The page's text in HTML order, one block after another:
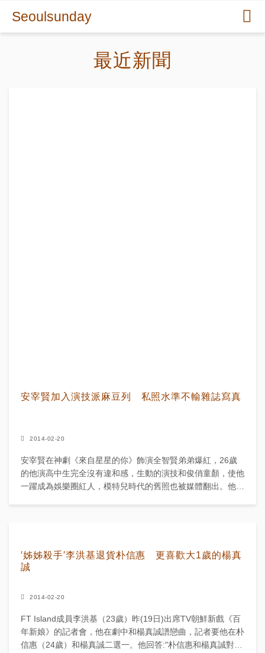
Seoulsunday
最近新聞
安宰賢加入演技派麻豆列 私照水準不輸雜誌寫真
2014-02-20
安宰賢在神劇《來自星星的你》飾演全智賢弟弟爆紅，26歲
的他演高中生完全沒有違和感，生動的演技和俊俏童顏，使他
一躍成為娛樂圈紅人，模特兒時代的舊照也被媒體翻出。他出
′姊姊殺手′李洪基退貨朴信惠 更喜歡大1歲的楊真
誠
2014-02-20
FT Island成員李洪基（23歲）昨(19日)出席TV朝鮮新戲《百
年新娘》的記者會，他在劇中和楊真誠譜戀曲，記者要他在朴
信惠（24歲）和楊真誠二選一。他回答:"朴信惠和楊真誠對我